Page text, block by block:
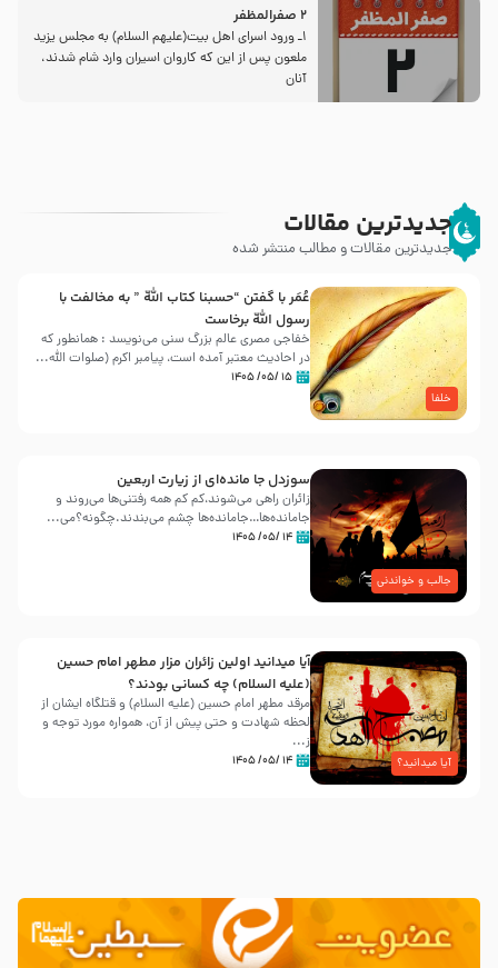
2 صفرالمظفر
1ـ ورود اسراى اهل بیت‌(علیهم السلام) به مجلس یزید
ملعون پس از این كه كاروان اسیران وارد شام شدند،
آنان
جدیدترین مقالات
جدیدترین مقالات و مطالب منتشر شده
خلفا
عُمَر با گفتن “حسبنا كتاب اللّه ” به مخالفت با
رسول اللّه برخاست
خفاجی مصری عالم بزرگ سنی می‌نویسد : همانطور که
در احادیث معتبر آمده است، پیامبر اکرم (صلوات اللّه...
۱۵ /۰۵/ ۱۴۰۵
جالب و خواندنی
سوزدل جا مانده‌ای از زیارت اربعین
زائران راهی می‌شوند،کم‌ کم همه رفتنی‌ها می‌روند و
جامانده‌ها…جامانده‌ها چشم می‌بندند.چگونه؟می‌...
۱۴ /۰۵/ ۱۴۰۵
آیا میدانید؟
آیا میدانید اولین زائران مزار مطهر امام حسین
(علیه السلام) چه کسانی بودند؟
مرقد مطهر امام حسین (علیه السلام) و قتلگاه ایشان از
لحظه شهادت و حتی پیش از آن، همواره مورد توجه و
ز...
۱۴ /۰۵/ ۱۴۰۵